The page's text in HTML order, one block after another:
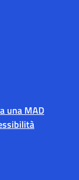
una MAD